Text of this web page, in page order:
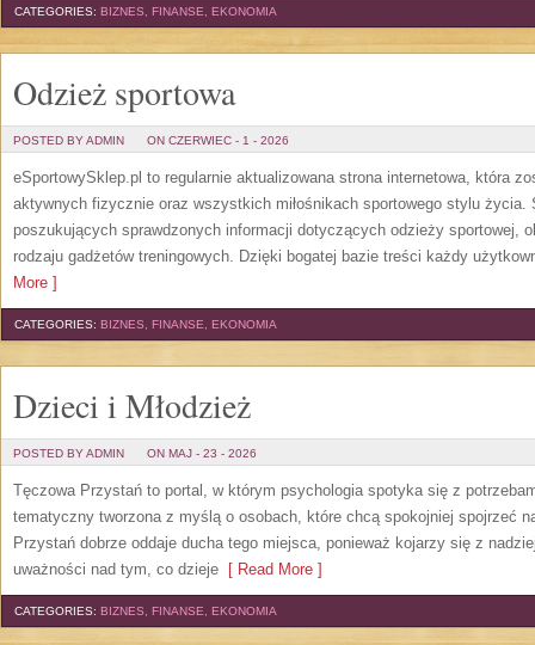
CATEGORIES: BIZNES, FINANSE, EKONOMIA
Odzież sportowa
POSTED BY ADMIN ON CZERWIEC - 1 - 2026
eSportowySklep.pl to regularnie aktualizowana strona internetowa, która
aktywnych fizycznie oraz wszystkich miłośnikach sportowego stylu życia.
poszukujących sprawdzonych informacji dotyczących odzieży sportowej,
rodzaju gadżetów treningowych. Dzięki bogatej bazie treści każdy
More ]
CATEGORIES: BIZNES, FINANSE, EKONOMIA
Dzieci i Młodzież
POSTED BY ADMIN ON MAJ - 23 - 2026
Tęczowa Przystań to portal, w którym psychologia spotyka się z
tematyczny tworzona z myślą o osobach, które chcą spokojniej spojrzeć
Przystań dobrze oddaje ducha tego miejsca, ponieważ kojarzy się z
uważności nad tym, co dzieje [ Read More ]
CATEGORIES: BIZNES, FINANSE, EKONOMIA